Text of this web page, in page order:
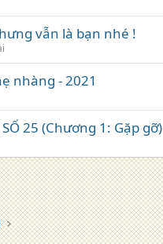
vẫn là bạn nhé !
nhàng - 2021
25 (Chương 1: Gặp gỡ)